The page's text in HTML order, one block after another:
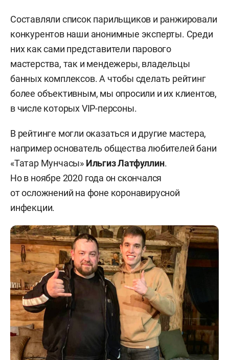
Составляли список парильщиков и ранжировали
конкурентов наши анонимные эксперты. Среди
них как сами представители парового
мастерства, так и мендежеры, владельцы
банных комплексов. А чтобы сделать рейтинг
более объективным, мы опросили и их клиентов,
в числе которых VIP-персоны.
В рейтинге могли оказаться и другие мастера,
например основатель общества любителей бани
«Татар Мунчасы» Ильгиз Латфуллин.
Но в ноябре 2020 года он скончался
от осложнений на фоне коронавирусной
инфекции.